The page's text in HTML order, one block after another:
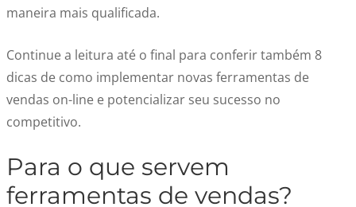
maneira mais qualificada.
Continue a leitura até o final para conferir também 8
dicas de como implementar novas ferramentas de
vendas on-line e potencializar seu sucesso no
competitivo.
Para o que servem
ferramentas de vendas?